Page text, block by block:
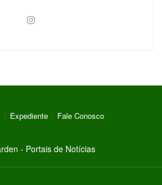
Expediente Fale Conosco
- Portais de Notícias